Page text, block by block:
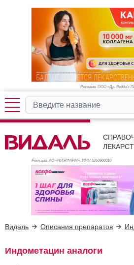
Реклама. ООО «Др. Редди’с
Реклама. АО «НИЖФАРМ», ИНН 5260900010
Видаль Описания препаратов
Индометацин аналоги